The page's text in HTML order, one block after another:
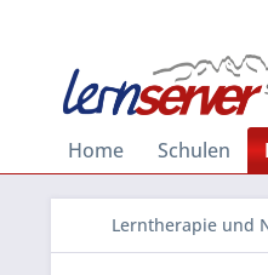
Home Schulen
Lerntherapie und